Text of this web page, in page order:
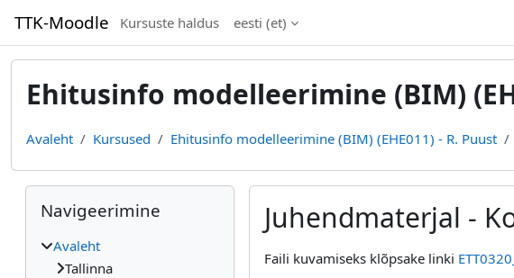
TTK-Moodle Kursuste haldus eesti ‎(et)‎
Ehitusinfo modelleerimine (BIM)
Avaleht Kursused Ehitusinfo modelleerimine (BIM) (EHE011) - R. Puust
Juhendmaterjal -
Lõpetamise nõuded
Faili kuvamiseks klõpsake linki
Plokid
Jäta vahele Navigeerimine
Navigeerimine
Avaleht
Tallinna